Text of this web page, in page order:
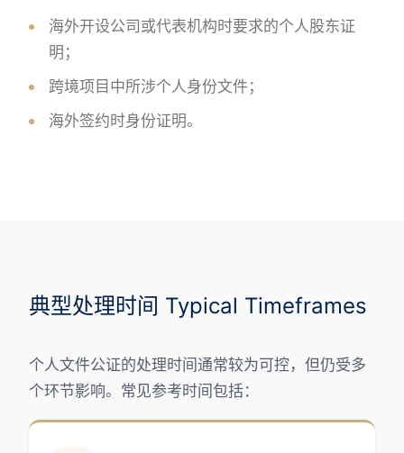
海外开设公司或代表机构时要求的个人股东证
明；
跨境项目中所涉个人身份文件；
海外签约时身份证明。
典型处理时间 Typical Timeframes
个人文件公证的处理时间通常较为可控，但仍受多
个环节影响。常见参考时间包括：